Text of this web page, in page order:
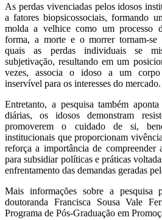
As perdas vivenciadas pelos idosos
a fatores biopsicossociais, formando
molda a velhice como um processo
forma, a morte e o morrer tornam-se
quais as perdas individuais se
subjetivação, resultando em um
vezes, associa o idoso a um
inservível para os interesses do mercado.
Entretanto, a pesquisa também
diárias, os idosos demonstram
promoverem o cuidado de si,
institucionais que proporcionam
reforça a importância de compreender
para subsidiar políticas e práticas
enfrentamento das demandas geradas
Mais informações sobre a pesquisa
doutoranda Francisca Sousa Vale
Programa de Pós-Graduação em